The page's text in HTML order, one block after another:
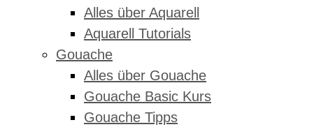
Alles über Aquarell
Aquarell Tutorials
Gouache
Alles über Gouache
Gouache Basic Kurs
Gouache Tipps